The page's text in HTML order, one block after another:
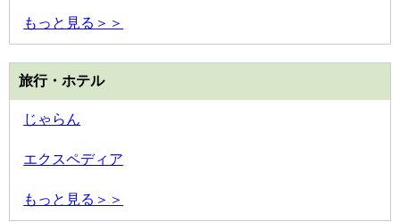
もっと見る＞＞
旅行・ホテル
じゃらん
エクスペディア
もっと見る＞＞